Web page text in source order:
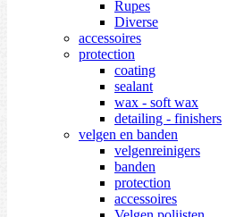
Rupes
Diverse
accessoires
protection
coating
sealant
wax - soft wax
detailing - finishers
velgen en banden
velgenreinigers
banden
protection
accessoires